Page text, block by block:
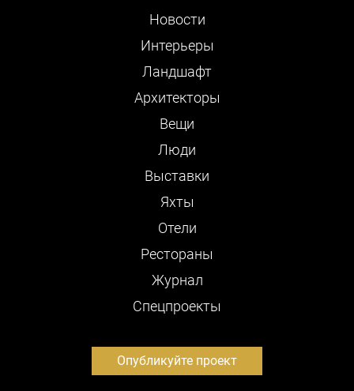
Новости
Интерьеры
Ландшафт
Архитекторы
Вещи
Люди
Выставки
Яхты
Отели
Рестораны
Журнал
Cпецпроекты
Опубликуйте проект